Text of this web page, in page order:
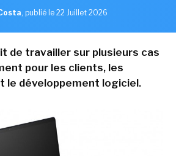
, publié le 22 Juillet 2026
de travailler sur plusieurs cas
pour les clients, les
le développement logiciel.